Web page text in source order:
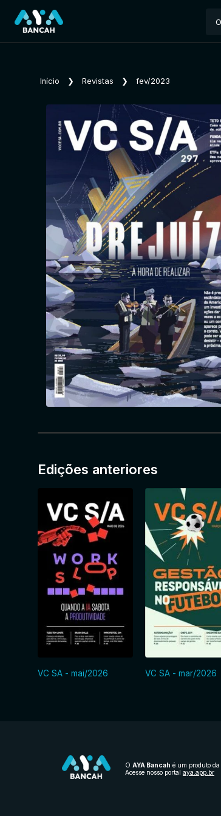
Início ❯ Revistas ❯ fev/2023
Edições anteriores
VC SA - mai/2026 VC SA - mar/2026
O AYA Bancah é um produto da
Acesse nosso portal aya.app.br